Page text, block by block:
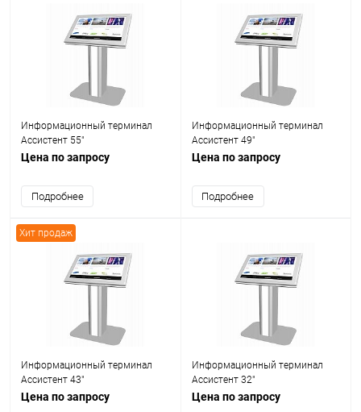
Информационный терминал
Ассистент 55"
Цена по запросу
Подробнее
Информационный терминал
Ассистент 49"
Цена по запросу
Подробнее
Хит продаж
Информационный терминал
Ассистент 43"
Цена по запросу
Информационный терминал
Ассистент 32"
Цена по запросу